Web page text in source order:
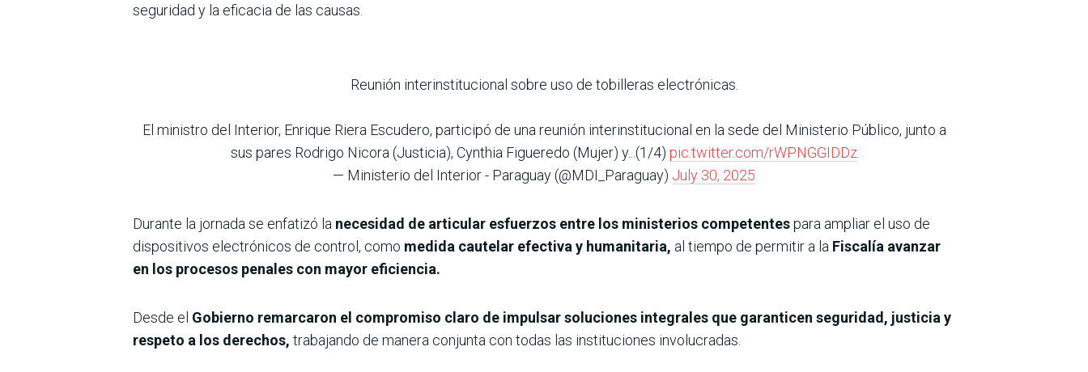
seguridad y la eficacia de las causas.
Reunión interinstitucional sobre uso de tobilleras electrónicas.
El ministro del Interior, Enrique Riera Escudero, participó de una reunión interinstitucional en la sede del Ministerio Público, junto a
sus pares Rodrigo Nicora (Justicia), Cynthia Figueredo (Mujer) y...(1/4) pic.twitter.com/rWPNGGIDDz
— Ministerio del Interior - Paraguay (@MDI_Paraguay) July 30, 2025
Durante la jornada se enfatizó la necesidad de articular esfuerzos entre los ministerios competentespara ampliar el uso de
dispositivos electrónicos de control, como medida cautelar efectiva y humanitaria, al tiempo de permitir a la Fiscalía avanzar
en los procesos penales con mayor eficiencia.
Desde el Gobierno remarcaron el compromiso claro de impulsar soluciones integrales que garanticen seguridad, justicia y
respeto a los derechos, trabajando de manera conjunta con todas las instituciones involucradas.